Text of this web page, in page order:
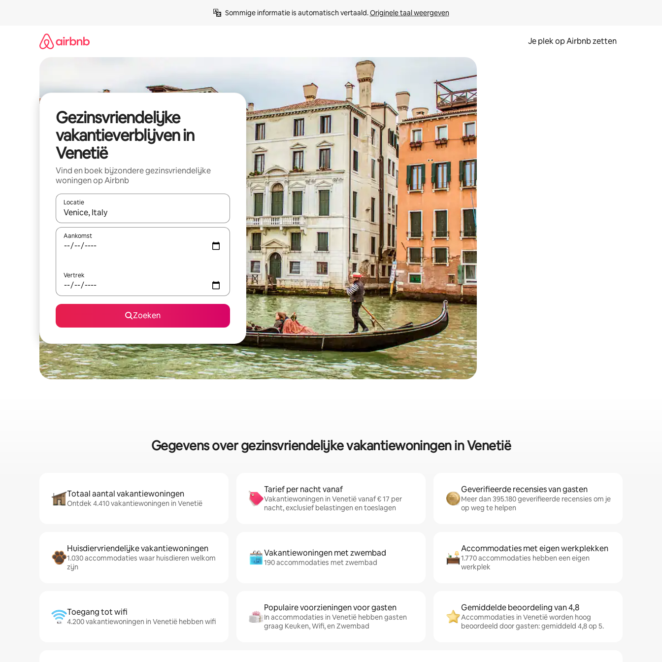
Sommige informatie is automatisch vertaald. Originele taal weergeven
Je plek op Airbnb zetten
Gezinsvriendelijke
vakantieverblijven in
Venetië
Vind en boek bijzondere gezinsvriendelijke
woningen op Airbnb
Locatie
Wanneer er resultaten beschikbaar zijn, maak je een keuze met je de pijltjestoetsen omhoog en omlaag, óf door te tikken of swipen.
Aankomst
Vertrek
Zoeken
Gegevens over gezinsvriendelijke vakantiewoningen in Venetië
Totaal aantal vakantiewoningen
Ontdek 4.410 vakantiewoningen in Venetië
Tarief per nacht vanaf
Vakantiewoningen in Venetië vanaf € 17 per
nacht, exclusief belastingen en toeslagen
Geverifieerde recensies van gasten
Meer dan 395.180 geverifieerde recensies om je
op weg te helpen
Huisdiervriendelijke vakantiewoningen
1.030 accommodaties waar huisdieren welkom
zijn
Vakantiewoningen met zwembad
190 accommodaties met zwembad
Accommodaties met eigen werkplekken
1.770 accommodaties hebben een eigen
werkplek
Toegang tot wifi
4.200 vakantiewoningen in Venetië hebben wifi
Populaire voorzieningen voor gasten
In accommodaties in Venetië hebben gasten
graag Keuken, Wifi, en Zwembad
Gemiddelde beoordeling van 4,8
Accommodaties in Venetië worden hoog
beoordeeld door gasten: gemiddeld 4,8 op 5.